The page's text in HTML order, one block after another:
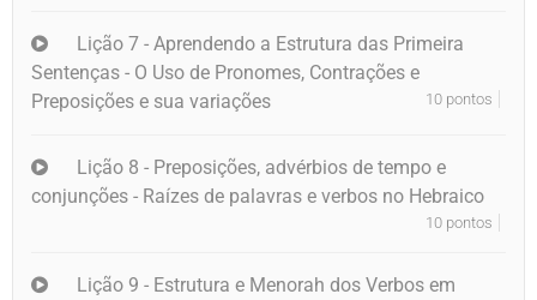
Lição 7 - Aprendendo a Estrutura das Primeira
Sentenças - O Uso de Pronomes, Contrações e
Preposições e sua variações
10 pontos
Lição 8 - Preposições, advérbios de tempo e
conjunções - Raízes de palavras e verbos no Hebraico
10 pontos
Lição 9 - Estrutura e Menorah dos Verbos em